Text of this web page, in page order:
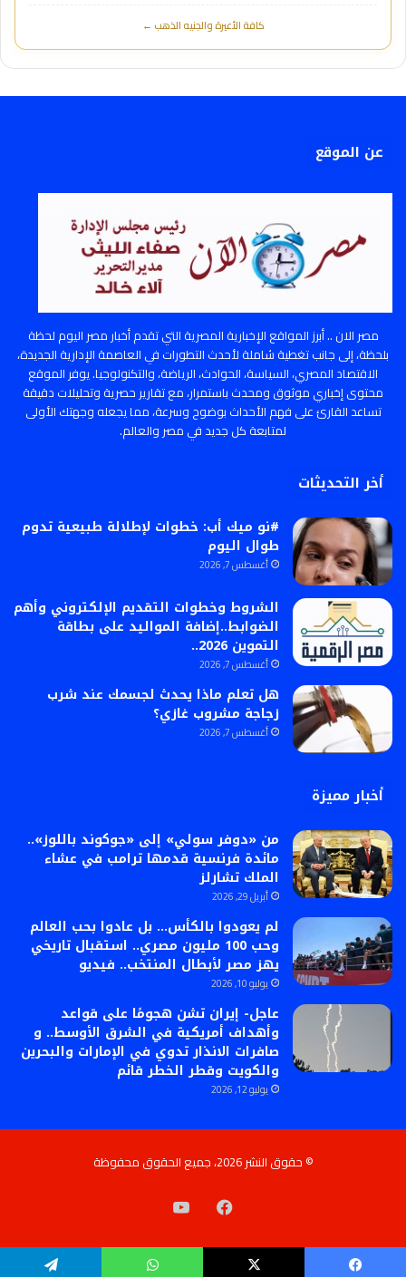
كافة الأعيرة والجنيه الذهب ←
عن الموقع
مصر الان .. أبرز المواقع الإخبارية المصرية التي تقدم أخبار مصر اليوم لحظة
بلحظة، إلى جانب تغطية شاملة لأحدث التطورات في العاصمة الإدارية الجديدة،
الاقتصاد المصري، السياسة، الحوادث، الرياضة، والتكنولوجيا. يوفر الموقع
محتوى إخباري موثوق ومحدث باستمرار، مع تقارير حصرية وتحليلات دقيقة
تساعد القارئ على فهم الأحداث بوضوح وسرعة، مما يجعله وجهتك الأولى
لمتابعة كل جديد في مصر والعالم.
أخر التحديثات
#نو ميك أب: خطوات لإطلالة طبيعية تدوم
طوال اليوم
أغسطس 7, 2026
الشروط وخطوات التقديم الإلكتروني وأهم
الضوابط..إضافة المواليد على بطاقة
التموين 2026..
أغسطس 7, 2026
هل تعلم ماذا يحدث لجسمك عند شرب
زجاجة مشروب غازي؟
أغسطس 7, 2026
أخبار مميزة
من «دوفر سولي» إلى «جوكوند باللوز»..
مائدة فرنسية قدمها ترامب في عشاء
الملك تشارلز
أبريل 29, 2026
لم يعودوا بالكأس… بل عادوا بحب العالم
وحب 100 مليون مصري.. استقبال تاريخي
يهز مصر لأبطال المنتخب.. فيديو
يوليو 10, 2026
عاجل- إيران تشن هجومًا على قواعد
وأهداف أمريكية في الشرق الأوسط.. و
صافرات الانذار تدوي في الإمارات والبحرين
والكويت وقطر الخطر قائم
يوليو 12, 2026
© حقوق النشر 2026، جميع الحقوق محفوظة
فيسبوك‫YouTube